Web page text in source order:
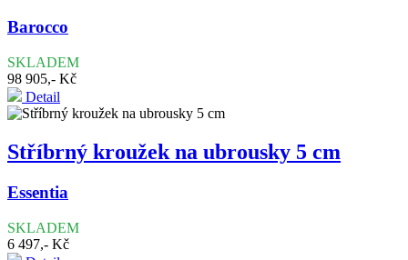
Barocco
SKLADEM
98 905,- Kč
Detail
Stříbrný kroužek na ubrousky 5 cm
Essentia
SKLADEM
6 497,- Kč